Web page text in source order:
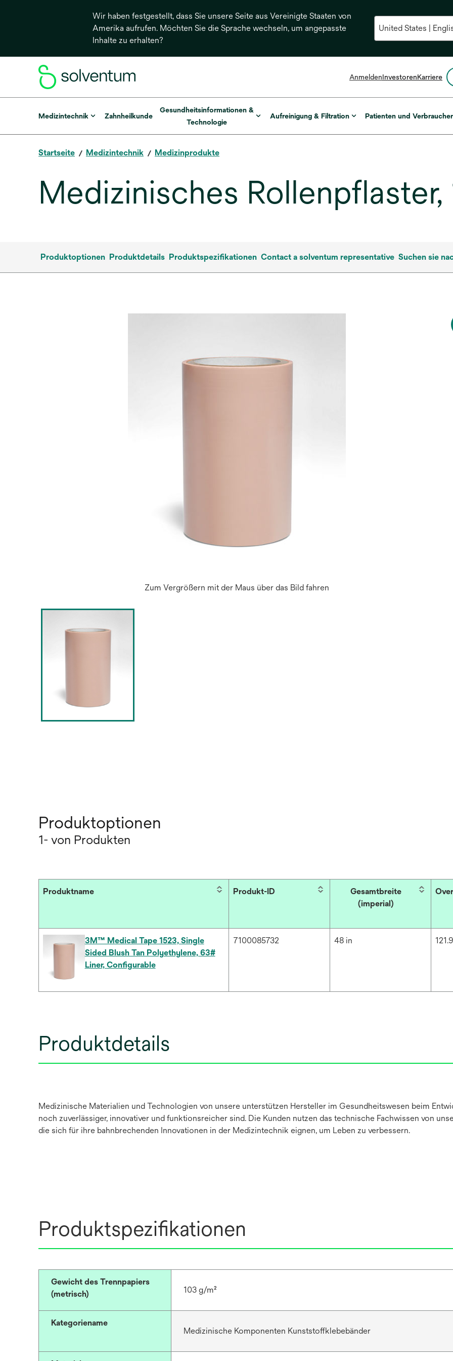
Wir haben festgestellt, dass Sie unsere Seite aus Vereinigte Staaten von
Amerika aufrufen. Möchten Sie die Sprache wechseln, um angepasste
Inhalte zu erhalten?
AnmeldenInvestorenKarriere
Medizintechnik Zahnheilkunde
Gesundheitsinformationen &
Technologie
Aufreinigung & Filtration Patienten und Verbraucher
Startseite Medizintechnik Medizinprodukte
Medizinisches Rollenpflaster,
Produktoptionen Produktdetails Produktspezifikationen Contact a solventum representative Suchen sie
Zum Vergrößern mit der Maus über das Bild fahren
Produktoptionen
1- von Produkten
Produktname Produkt-ID
Gesamtbreite
(imperial)
3M™ Medical Tape 1523, Single
Sided Blush Tan Polyethylene, 63#
Liner, Configurable
7100085732 48 in
Produktdetails
Medizinische Materialien und Technologien von unsere unterstützen Hersteller im Gesundheitswesen beim
noch zuverlässiger, innovativer und funktionsreicher sind. Die Kunden nutzen das technische Fachwissen von
die sich für ihre bahnbrechenden Innovationen in der Medizintechnik eignen, um Leben zu verbessern.
Produktspezifikationen
Gewicht des Trennpapiers
(metrisch)
103 g/m²
Kategoriename
Medizinische Komponenten Kunststoffklebebänder